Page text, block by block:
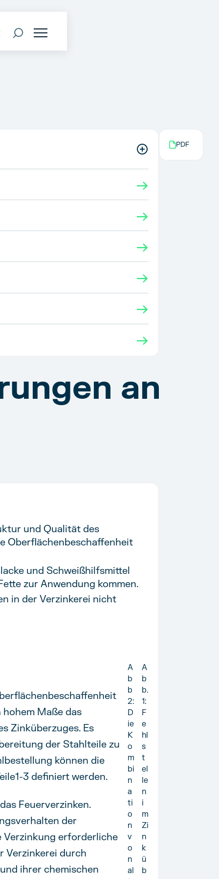
→
→
→
→
→
→
PDF
an
und Qualität des
Oberflächenbeschaffenheit
und Schweißhilfsmittel
zur Anwendung kommen.
in der Verzinkerei nicht
A
b
b.
1:
F
e
hl
s
t
el
le
n
i
m
Zi
n
k
ü
b
A
b
b
2:
D
ie
K
o
m
bi
n
a
ti
o
n
v
o
n
al
Maße das
Zinküberzuges. Es
der Stahlteile zu
können die
3 definiert werden.
Feuerverzinken.
der
Verzinkung erforderliche
Verzinkerei durch
ihrer chemischen